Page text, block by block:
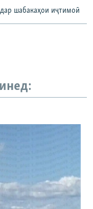
шабакаҳои иҷтимоӣ